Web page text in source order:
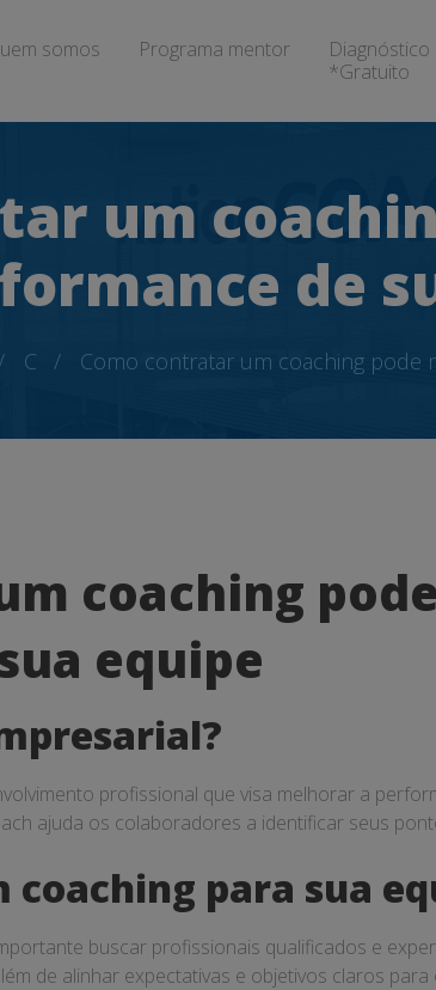
somos Programa mentor
*Gratuito
um
de
C Como contratar um coaching pode
coaching
equipe
profissional que visa melhorar a
ajuda os colaboradores a identificar seus
para sua
buscar profissionais qualificados e
de alinhar expectativas e objetivos claros